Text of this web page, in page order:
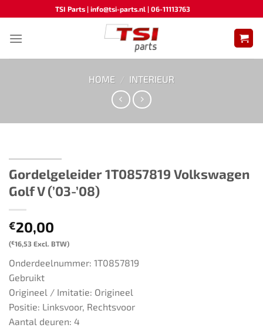
naar
inhoud
TSI Parts | info@tsi-parts.nl | 06-11113763
HOME / INTERIEUR
Gordelgeleider ​​1T0857819​ ​​Volkswagen
Golf V (’03-’08)​
€20,00
(€16,53 Excl. BTW)
Onderdeelnummer: 1T0857819
Gebruikt
Origineel / Imitatie: Origineel
Positie: Linksvoor, Rechtsvoor
Aantal deuren: 4